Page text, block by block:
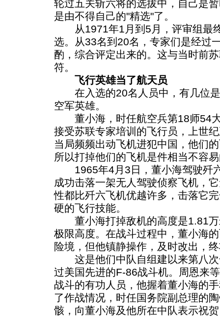
轮过五关斩六将的选拔中，自己是
是由不得自己的"精选"了。
从1971年1月到5月，评审组最
选。从33名到20名，专家们是经过
酌，综合评定出来的。这与当时前
符。
飞行英雄当了航天员
在入选的20名人员中，有几位是
空军英雄。
董小海，时任航空兵第18师54大
接受苏联专家培训的飞行员，上世
当局频频出动飞机进犯中国，他们
所以打掉他们的飞机是件相当不容
1965年4月3日，董小海驾驶歼
成功击落一架无人驾驶侦察飞机，
性都比歼六飞机优越许多，击落它
硬的飞行技能。
董小海打掉敌机的高度是1.81万
极限高度。在战斗过程中，董小海
险境，但他镇静操作，及时改出，
这是他们中队自组建以来第八次
过美国先进的F-86战斗机。周恩来
战斗的有功人员，他握着董小海的
了作战情况，时任国务院副总理的
骸，向董小海及他所在中队表示祝